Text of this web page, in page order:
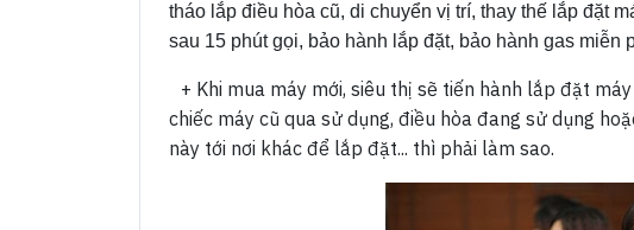
tháo lắp điều hòa cũ, di chuyển vị trí, thay thế lắp đặt
sau 15 phút gọi, bảo hành lắp đặt, bảo hành gas miễn
+ Khi mua máy mới, siêu thị sẽ tiến hành lắp đặt
chiếc máy cũ qua sử dụng, điều hòa đang sử dụng
này tới nơi khác để lắp đặt... thì phải làm sao.